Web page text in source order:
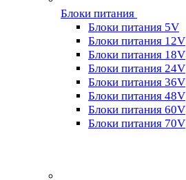
Блоки питания
Блоки питания 5V
Блоки питания 12V
Блоки питания 18V
Блоки питания 24V
Блоки питания 36V
Блоки питания 48V
Блоки питания 60V
Блоки питания 70V